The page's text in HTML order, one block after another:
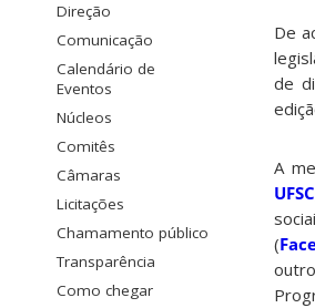
Direção
Comunicação
Calendário de
Eventos
Núcleos
Comitês
Câmaras
Licitações
Chamamento público
Transparência
Como chegar
De
de
A
UFSC
(